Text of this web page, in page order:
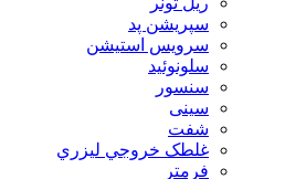
سپریشن پد
سرویس استیشن
سلونوئید
سنسور
سینی
شفت
غلطک خروجي ليزري
فرمتر